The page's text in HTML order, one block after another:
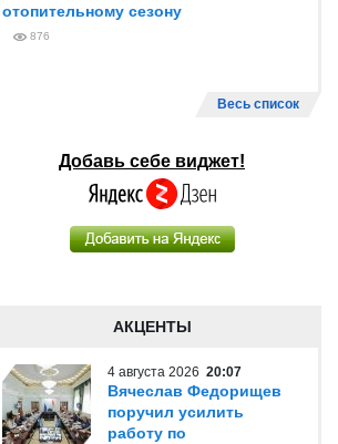
отопительному сезону
876
Весь список
Добавь себе виджет!
АКЦЕНТЫ
4 августа 2026 20:07
Вячеслав Федорищев
поручил усилить
работу по